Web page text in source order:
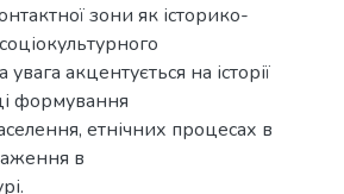
зони як історико-
акцентується на історії
формування
етнічних процесах в
в